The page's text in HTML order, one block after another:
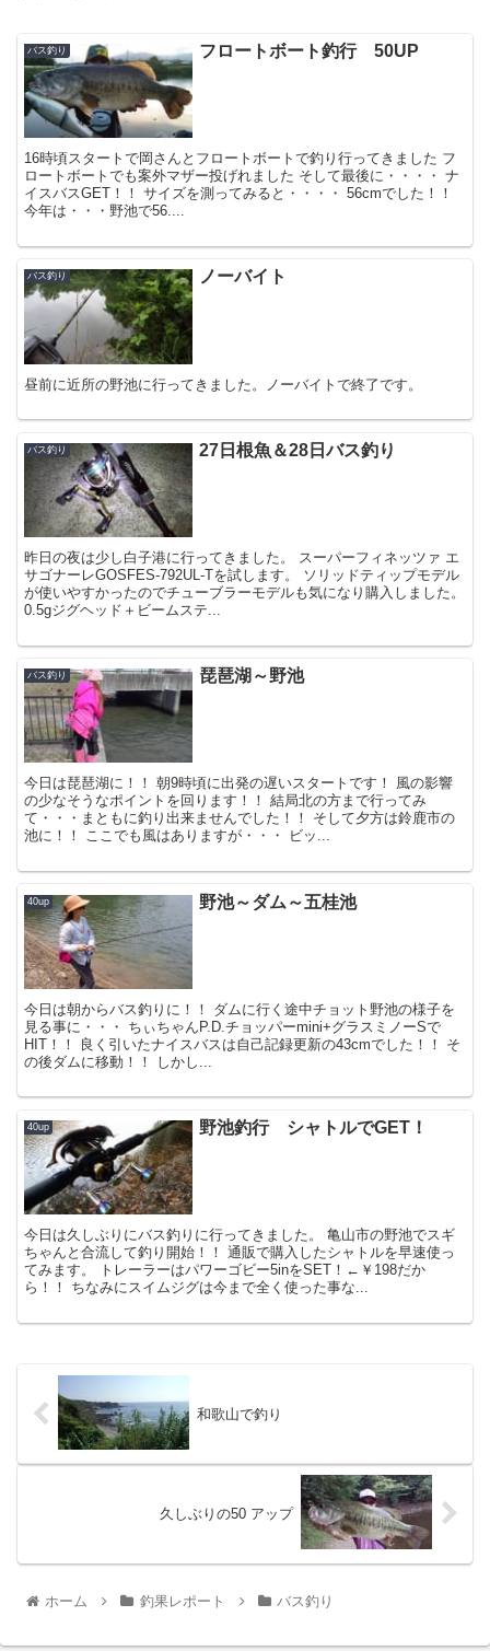
バス釣り フロートボート釣行 50UP
16時頃スタートで岡さんとフロートボートで釣り行ってきました フ
ロートボートでも案外マザー投げれました そして最後に・・・・ ナ
イスバスGET！！ サイズを測ってみると・・・・ 56cmでした！！
今年は・・・野池で56....
バス釣り ノーバイト
昼前に近所の野池に行ってきました。ノーバイトで終了です。
バス釣り 27日根魚＆28日バス釣り
昨日の夜は少し白子港に行ってきました。 スーパーフィネッツァ エ
サゴナーレGOSFES-792UL-Tを試します。 ソリッドティップモデル
が使いやすかったのでチューブラーモデルも気になり購入しました。
0.5gジグヘッド＋ビームステ...
バス釣り 琵琶湖～野池
今日は琵琶湖に！！ 朝9時頃に出発の遅いスタートです！ 風の影響
の少なそうなポイントを回ります！！ 結局北の方まで行ってみ
て・・・まともに釣り出来ませんでした！！ そして夕方は鈴鹿市の
池に！！ ここでも風はありますが・・・ ビッ...
40up 野池～ダム～五桂池
今日は朝からバス釣りに！！ ダムに行く途中チョット野池の様子を
見る事に・・・ ちぃちゃんP.D.チョッパーmini+グラスミノーSで
HIT！！ 良く引いたナイスバスは自己記録更新の43cmでした！！ そ
の後ダムに移動！！ しかし...
40up 野池釣行 シャトルでGET！
今日は久しぶりにバス釣りに行ってきました。 亀山市の野池でスギ
ちゃんと合流して釣り開始！！ 通販で購入したシャトルを早速使っ
てみます。 トレーラーはパワーゴビー5inをSET！←￥198だか
ら！！ ちなみにスイムジグは今まで全く使った事な...
和歌山で釣り
久しぶりの50 アップ
ホーム 釣果レポート バス釣り